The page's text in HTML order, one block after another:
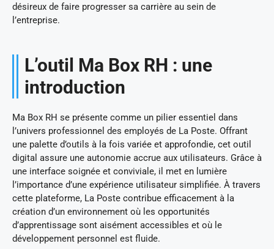
désireux de faire progresser sa carrière au sein de
l’entreprise.
L’outil Ma Box RH : une
introduction
Ma Box RH se présente comme un pilier essentiel dans
l’univers professionnel des employés de La Poste. Offrant
une palette d’outils à la fois variée et approfondie, cet outil
digital assure une autonomie accrue aux utilisateurs. Grâce à
une interface soignée et conviviale, il met en lumière
l’importance d’une expérience utilisateur simplifiée. À travers
cette plateforme, La Poste contribue efficacement à la
création d’un environnement où les opportunités
d’apprentissage sont aisément accessibles et où le
développement personnel est fluide.